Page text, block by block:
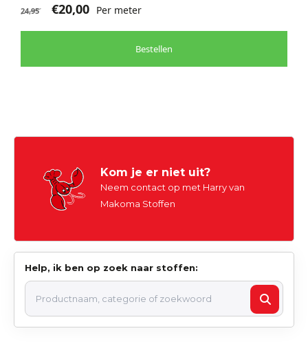
24,95 €20,00 Per meter
Bestellen
Kom je er niet uit?
Neem contact op met Harry van
Makoma Stoffen
Help, ik ben op zoek naar stoffen: